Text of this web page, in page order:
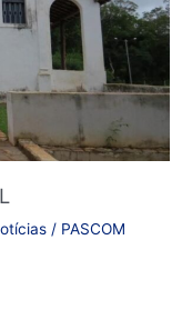
/ PASCOM